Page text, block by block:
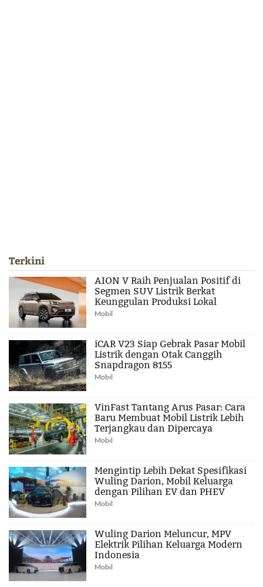
Terkini
AION V Raih Penjualan Positif di
Segmen SUV Listrik Berkat
Keunggulan Produksi Lokal
Mobil
iCAR V23 Siap Gebrak Pasar Mobil
Listrik dengan Otak Canggih
Snapdragon 8155
Mobil
VinFast Tantang Arus Pasar: Cara
Baru Membuat Mobil Listrik Lebih
Terjangkau dan Dipercaya
Mobil
Mengintip Lebih Dekat Spesifikasi
Wuling Darion, Mobil Keluarga
dengan Pilihan EV dan PHEV
Mobil
Wuling Darion Meluncur, MPV
Elektrik Pilihan Keluarga Modern
Indonesia
Mobil